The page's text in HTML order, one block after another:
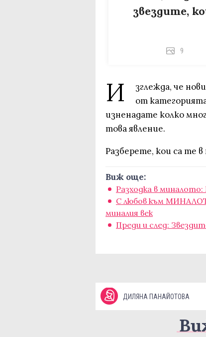
звездите,
9
И
зглежда, че
от
изненадате колко
това явление.
Разберете, кои са те
Виж още:
Разходка в
С любов към
миналия век
Преди и след:
ДИЛЯНА ПАНАЙОТОВА